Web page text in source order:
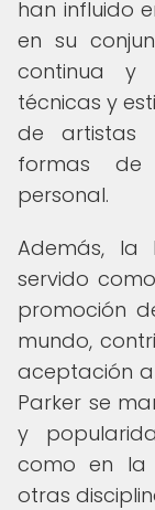
han influido
en su
continua y
técnicas y
de artistas
formas de
personal.
Además, la
servido
promoción
mundo,
aceptación a
Parker se
y
como en la
otras